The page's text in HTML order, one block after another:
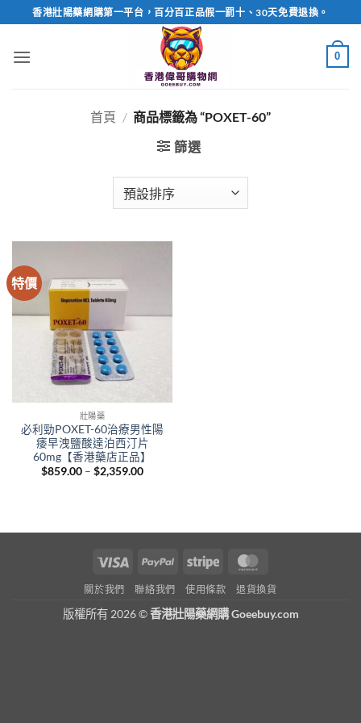
to
content
香港壯陽藥網購第一平台，百分百正品假一罰十、30天免費退換。
0
首頁 / 商品標籤為 “POXET-60”
篩選
特價
壯陽藥
必利勁POXET-60治療男性陽
痿早洩鹽酸達泊西汀片
60mg【香港藥店正品】
$859.00 – $2,359.00Price
Visa PayPal Stripe
關於我們 聯絡我們 使用條款 退貨換貨
版權所有 2026 ©香港壯陽藥網購 Goeebuy.com